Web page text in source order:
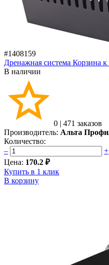
#1408159
Дренажная система Корзина к
В наличии
0 | 471 заказов
Производитель: Альта
Количество:
–
+
Цена: 170.2 ₽
Купить в 1 клик
В корзину